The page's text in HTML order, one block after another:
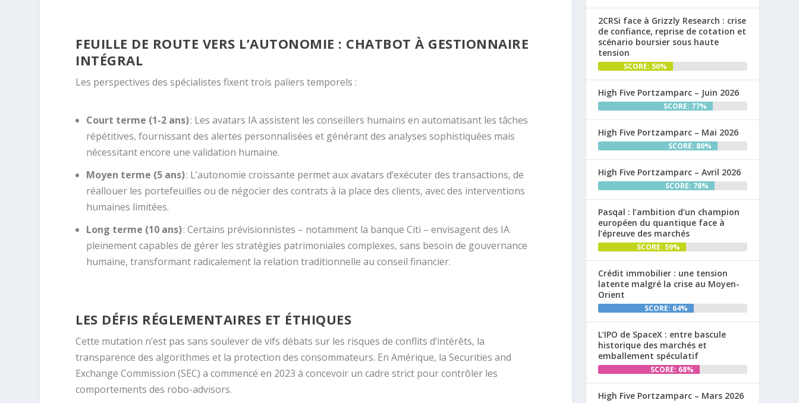
FEUILLE DE ROUTE VERS L’AUTONOMIE : CHATBOT À GESTIONNAIRE
INTÉGRAL
Les perspectives des spécialistes fixent trois paliers temporels :
Court terme (1-2 ans): Les avatars IA assistent les conseillers humains en automatisant les tâches
répétitives, fournissant des alertes personnalisées et générant des analyses sophistiquées mais
nécessitant encore une validation humaine.
Moyen terme (5 ans): L’autonomie croissante permet aux avatars d’exécuter des transactions, de
réallouer les portefeuilles ou de négocier des contrats à la place des clients, avec des interventions
humaines limitées.
Long terme (10 ans): Certains prévisionnistes – notamment la banque Citi – envisagent des IA
pleinement capables de gérer les stratégies patrimoniales complexes, sans besoin de gouvernance
humaine, transformant radicalement la relation traditionnelle au conseil financier.
LES DÉFIS RÉGLEMENTAIRES ET ÉTHIQUES
Cette mutation n’est pas sans soulever de vifs débats sur les risques de conflits d’intérêts, la
transparence des algorithmes et la protection des consommateurs. En Amérique, la Securities and
Exchange Commission (SEC) a commencé en 2023 à concevoir un cadre strict pour contrôler les
comportements des robo-advisors.
2CRSi face à Grizzly Research : crise
de confiance, reprise de cotation et
scénario boursier sous haute
tension
SCORE: 50%
High Five Portzamparc – Juin 2026
SCORE: 77%
High Five Portzamparc – Mai 2026
SCORE: 80%
High Five Portzamparc – Avril 2026
SCORE: 78%
Pasqal : l’ambition d’un champion
européen du quantique face à
l’épreuve des marchés
SCORE: 59%
Crédit immobilier : une tension
latente malgré la crise au Moyen-
Orient
SCORE: 64%
L’IPO de SpaceX : entre bascule
historique des marchés et
emballement spéculatif
SCORE: 68%
High Five Portzamparc – Mars 2026